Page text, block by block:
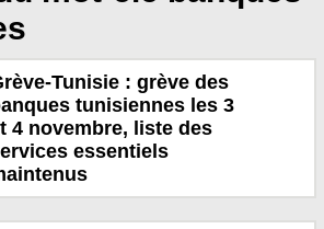
Tunisie : grève des
tunisiennes les 3
4 novembre, liste des
essentiels